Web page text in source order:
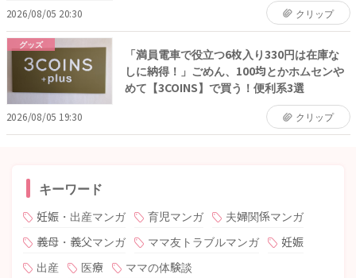
2026/08/05 20:30 クリップ
グッズ
「満員電車で役立つ6枚入り330円は在庫な
しに納得！」ごめん、100均とかホムセンや
めて【3COINS】で買う！便利系3選
2026/08/05 19:30 クリップ
キーワード
妊娠・出産マンガ 育児マンガ
夫婦関係マンガ
義母・義父マンガ
ママ友トラブルマンガ
妊娠
出産
医療 ママの体験談